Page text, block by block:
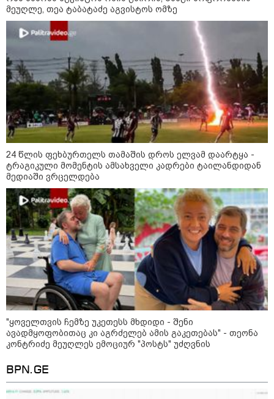
როგორ ჩავიცვათ 40 წლის
შემდეგ: მილიონერების
სტილისტის 8 ოქროს წესი და
აუცილებელი სამოსი
მსოფლიო
13:15 / 08-08-2026
უძველესი სენი და ეპიდემია: აშშ-ში
ერთდროულად კეთრს და ნაწლავურ
ინფექციას ებრძვიან - რა უნდა ვიცოდეთ
მეუღლე, თეა ტაბატაძე აგვისტოს ომზე
24 წლის ფეხბურთელს თამაშის დროს ელვამ დაარტყა -
ტრაგიკული მომენტის ამსახველი კადრები ტაილანდიდან
მედიაში ვრცელდება
"ყოველთვის ჩემზე უკეთესს მხდიდი - შენი
ავადმყოფობითაც კი აგრძელებ ამის გაკეთებას" - თეონა
კონტრიძე მეუღლეს ემოციურ "პოსტს" უძღვნის
BPN.GE